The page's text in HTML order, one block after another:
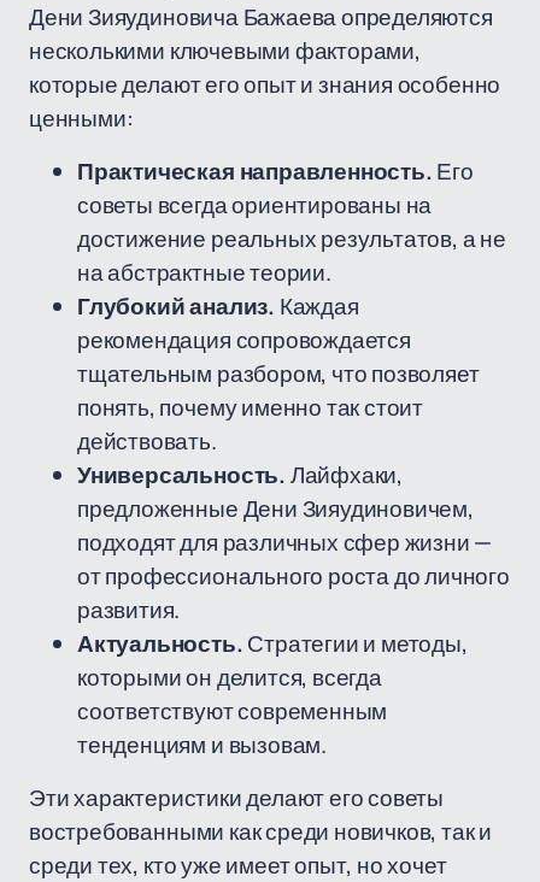
Дени Зияудиновича Бажаева определяются
несколькими ключевыми факторами,
которые делают его опыт и знания особенно
ценными:
Практическая направленность. Его
советы всегда ориентированы на
достижение реальных результатов, а не
на абстрактные теории.
Глубокий анализ. Каждая
рекомендация сопровождается
тщательным разбором, что позволяет
понять, почему именно так стоит
действовать.
Универсальность. Лайфхаки,
предложенные Дени Зияудиновичем,
подходят для различных сфер жизни —
от профессионального роста до личного
развития.
Актуальность. Стратегии и методы,
которыми он делится, всегда
соответствуют современным
тенденциям и вызовам.
Эти характеристики делают его советы
востребованными как среди новичков, так и
среди тех, кто уже имеет опыт, но хочет